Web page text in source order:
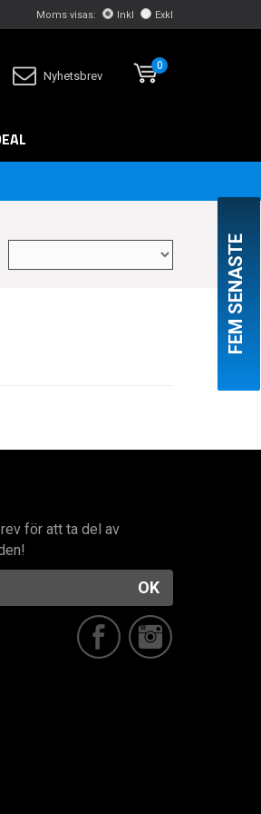
Moms visas: Inkl Exkl
Nyhetsbrev
0
FEM SENASTE
för att ta del av
OK